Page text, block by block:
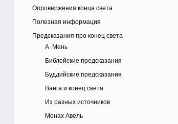
Опровержения конца света
Полезная информация
Предсказания про конец света
А. Мень
Библейские предсказания
Буддийские предсказания
Ванга и конец света
Из разных источников
Монах Авель